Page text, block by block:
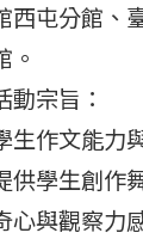
西屯分館、
。
動宗旨：
生作文能力
供學生創作
心與觀察力